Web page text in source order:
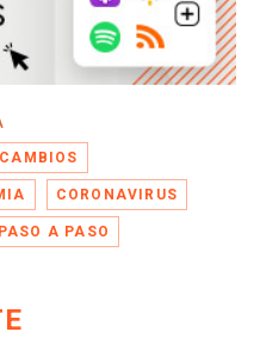
CAMBIOS
CORONAVIRUS
A PASO